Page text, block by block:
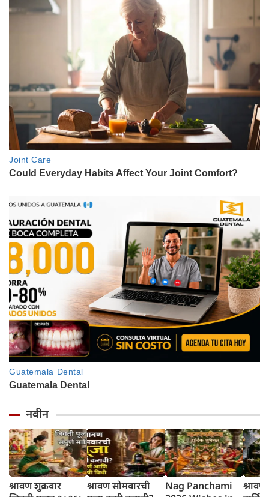
नवीन
श्रावण शुक्रवार
श्रावण सोमवारची
Nag Panchami
श्रावण